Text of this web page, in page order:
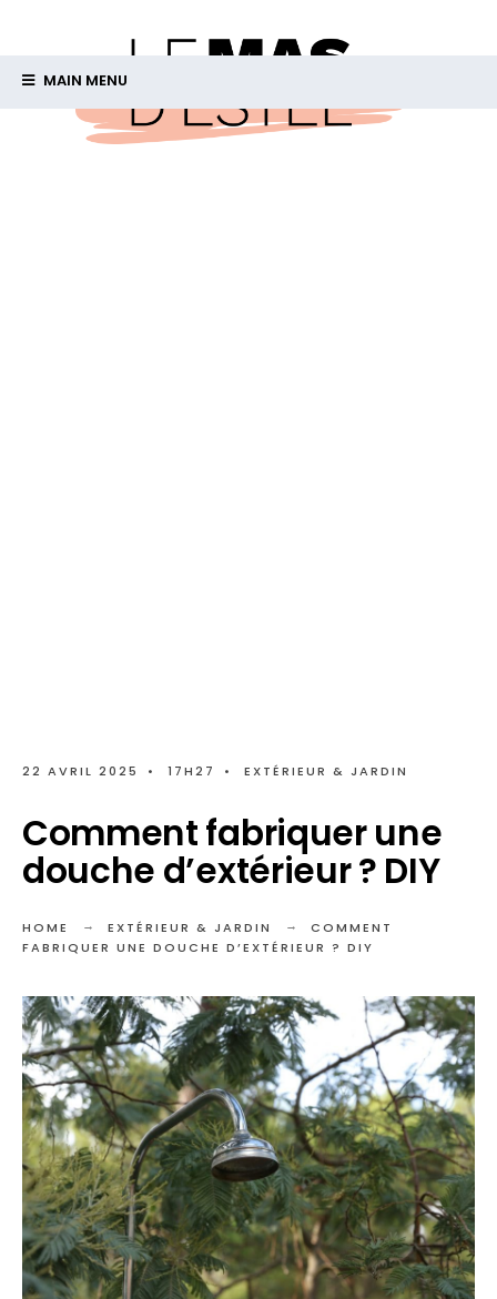
MAIN MENU
22 AVRIL 2025 • 17H27 • EXTÉRIEUR & JARDIN
Comment fabriquer une
douche d’extérieur ? DIY
HOME EXTÉRIEUR & JARDIN
COMMENT
FABRIQUER UNE DOUCHE D’EXTÉRIEUR ? DIY